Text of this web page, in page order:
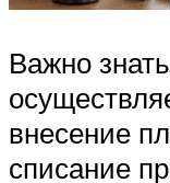
Важно
внесение
списание